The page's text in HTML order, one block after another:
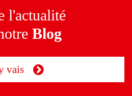
l'actualité
Blog
vais